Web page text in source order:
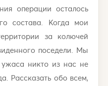
операции осталось
состава. Когда мои
за колючей
поседели. Мы
никто из нас не
Рассказать обо всем,